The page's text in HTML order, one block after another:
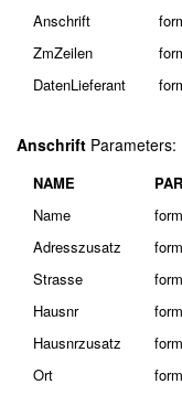
Anschrift
ZmZeilen
DatenLieferant
Anschrift Parameters:
NAME
Name
form
Adresszusatz
form
Strasse
form
Hausnr
form
Hausnrzusatz
form
Ort
form